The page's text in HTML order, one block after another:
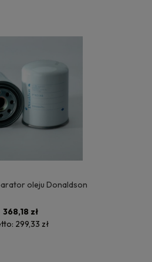
oleju Donaldson
368,18 zł
299,33 zł